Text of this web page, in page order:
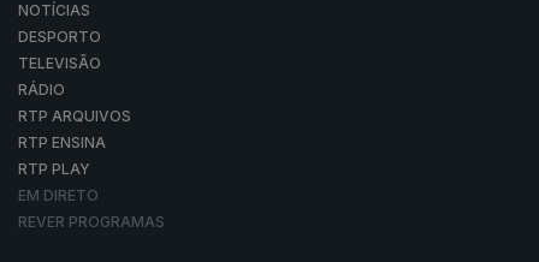
NOTÍCIAS
DESPORTO
TELEVISÃO
RÁDIO
RTP ARQUIVOS
RTP ENSINA
RTP PLAY
EM DIRETO
REVER PROGRAMAS